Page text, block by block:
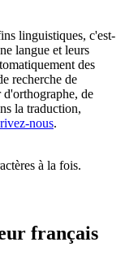
linguistiques, c'est-
langue et leurs
des
recherche de
de
la traduction,
nous.
à la fois.
français